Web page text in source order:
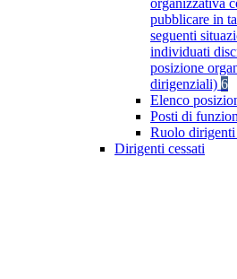
organizzativa
pubblicare in
seguenti
individuati
posizione
dirigenziali) 6
Elenco
Posti di
Ruolo dirigenti
Dirigenti cessati